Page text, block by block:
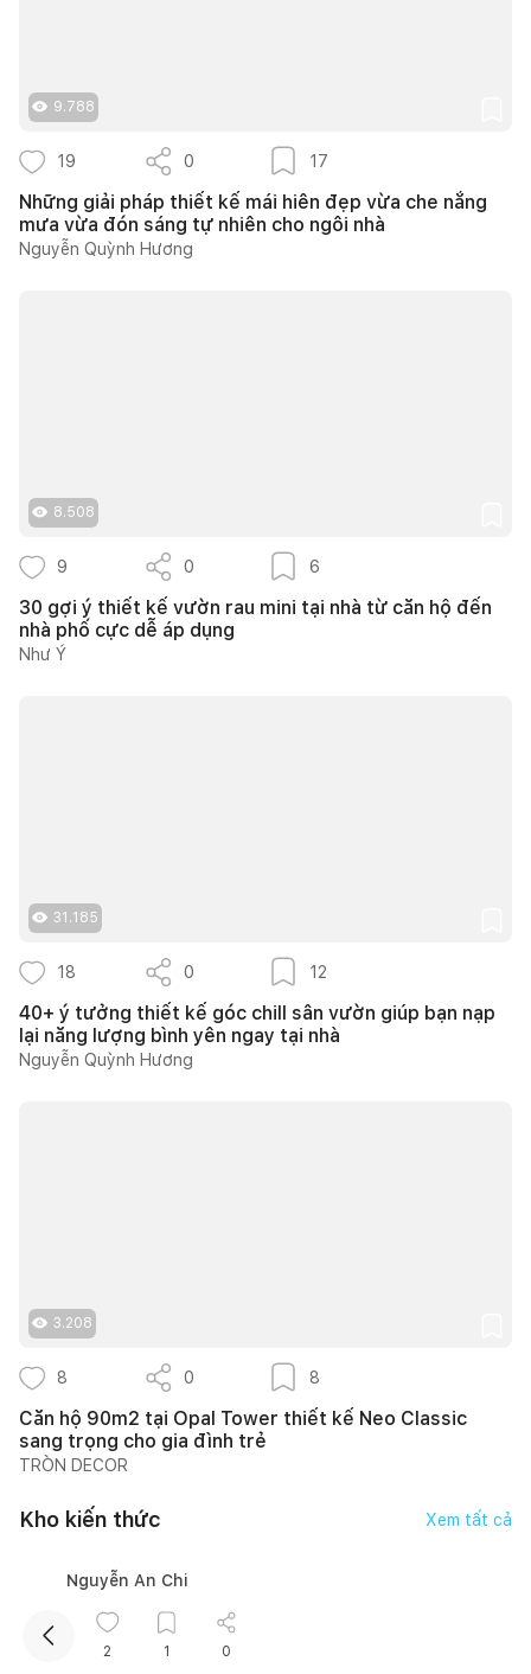
9.788
19 0 17
Những giải pháp thiết kế mái hiên đẹp vừa che nắng
mưa vừa đón sáng tự nhiên cho ngôi nhà
Nguyễn Quỳnh Hương
8.508
9 0 6
30 gợi ý thiết kế vườn rau mini tại nhà từ căn hộ đến
nhà phố cực dễ áp dụng
Như Ý
31.185
18 0 12
40+ ý tưởng thiết kế góc chill sân vườn giúp bạn nạp
lại năng lượng bình yên ngay tại nhà
Nguyễn Quỳnh Hương
3.208
8 0 8
Căn hộ 90m2 tại Opal Tower thiết kế Neo Classic
sang trọng cho gia đình trẻ
TRÒN DECOR
Kho kiến thức Xem tất cả
Nguyễn An Chi
2 1 0
Kết nối thiết kế, thi công